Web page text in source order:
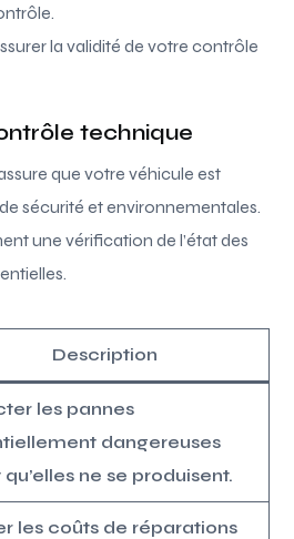
la validité de votre contrôle
technique
que votre véhicule est
sécurité et environnementales.
une vérification de l’état des
Description
les pannes
dangereuses
ne se produisent.
les coûts de réparations